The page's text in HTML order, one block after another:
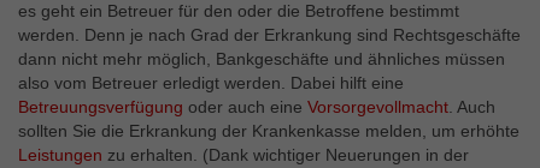
es geht ein Betreuer für den oder die Betroffene bestimmt
werden. Denn je nach Grad der Erkrankung sind Rechtsgeschäfte
dann nicht mehr möglich, Bankgeschäfte und ähnliches müssen
also vom Betreuer erledigt werden. Dabei hilft eine
Betreuungsverfügung oder auch eine Vorsorgevollmacht . Auch
sollten Sie die Erkrankung der Krankenkasse melden, um erhöhte
Leistungen zu erhalten. (Dank wichtiger Neuerungen in der